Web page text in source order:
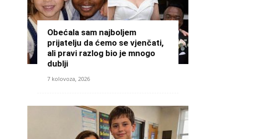
Obećala sam najboljem
prijatelju da ćemo se vjenčati,
ali pravi razlog bio je mnogo
dublji
7 kolovoza, 2026